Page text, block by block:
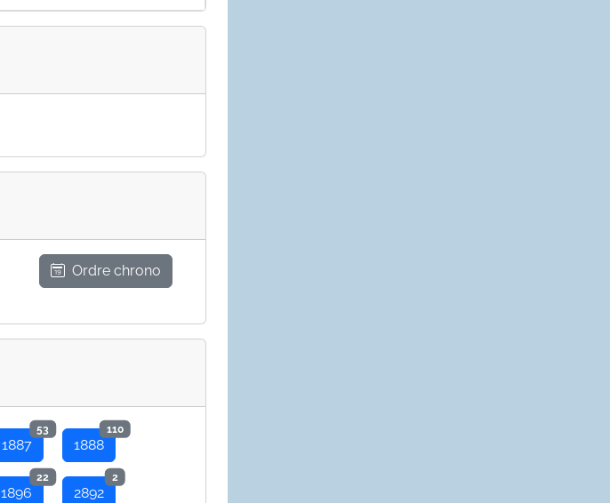
Ordre chrono
1887
53
1888
110
1896
22
2892
2